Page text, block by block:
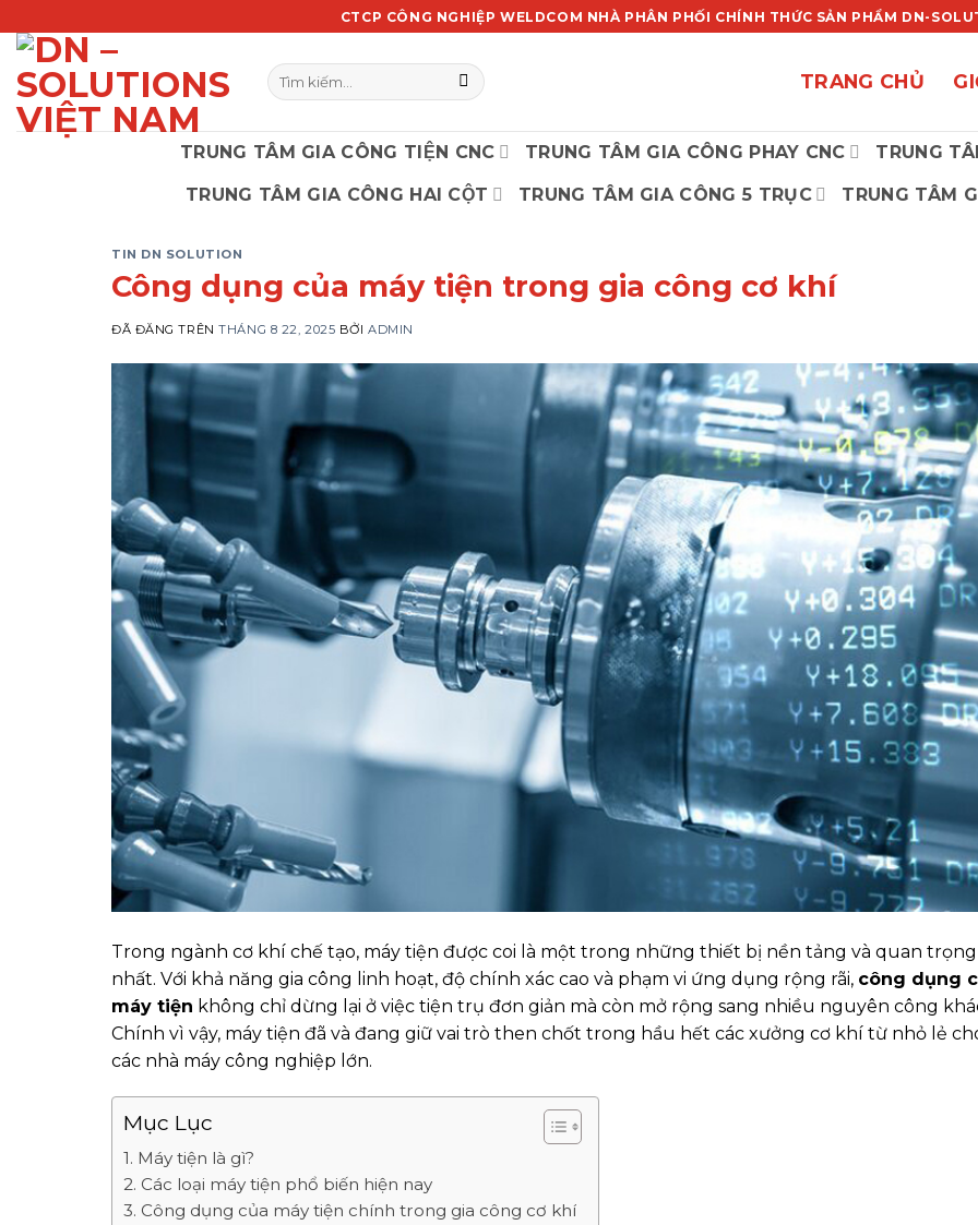
đến
nội
dung
CTCP CÔNG NGHIỆP WELDCOM NHÀ PHÂN PHỐI CHÍNH THỨC SẢN PHẨM DN-
Tìm
kiếm:
TRANG CHỦ
TRUNG TÂM GIA CÔNG TIỆN CNC TRUNG TÂM GIA CÔNG PHAY CNC TRUNG
TRUNG TÂM GIA CÔNG HAI CỘT TRUNG TÂM GIA CÔNG 5 TRỤC TRUNG TÂM
TIN DN SOLUTION
Công dụng của máy tiện trong gia công cơ khí
ĐÃ ĐĂNG TRÊNTHÁNG 8 22, 2025 BỞIADMIN
Trong ngành cơ khí chế tạo, máy tiện được coi là một trong những thiết bị nền tảng và quan
nhất. Với khả năng gia công linh hoạt, độ chính xác cao và phạm vi ứng dụng rộng rãi, công dụng
máy tiện không chỉ dừng lại ở việc tiện trụ đơn giản mà còn mở rộng sang nhiều nguyên công
Chính vì vậy, máy tiện đã và đang giữ vai trò then chốt trong hầu hết các xưởng cơ khí từ nhỏ lẻ
các nhà máy công nghiệp lớn.
Mục Lục
1. Máy tiện là gì?
2. Các loại máy tiện phổ biến hiện nay
3. Công dụng của máy tiện chính trong gia công cơ khí